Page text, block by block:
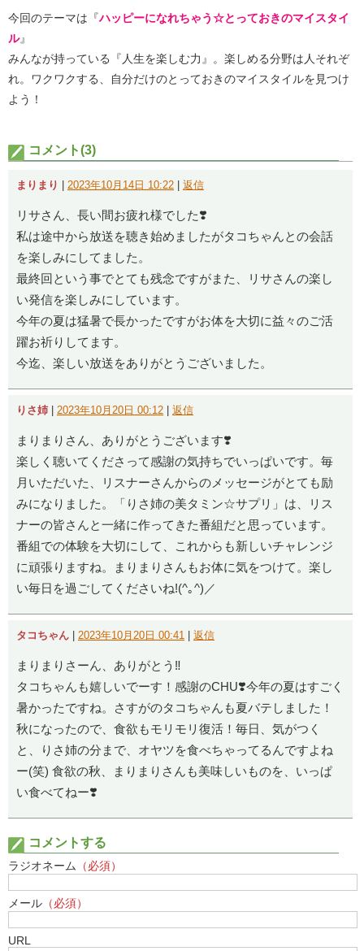
今回のテーマは『ハッピーになれちゃう☆とっておきのマイスタイ
ル』
みんなが持っている『人生を楽しむ力』。楽しめる分野は人それぞ
れ。ワクワクする、自分だけのとっておきのマイスタイルを見つけ
よう！
コメント(3)
まりまり | 2023年10月14日 10:22 | 返信
リサさん、長い間お疲れ様でした❣️
私は途中から放送を聴き始めましたがタコちゃんとの会話
を楽しみにしてました。
最終回という事でとても残念ですがまた、リサさんの楽し
い発信を楽しみにしています。
今年の夏は猛暑で長かったですがお体を大切に益々のご活
躍お祈りしてます。
今迄、楽しい放送をありがとうございました。
りさ姉 | 2023年10月20日 00:12 | 返信
まりまりさん、ありがとうございます❣️
楽しく聴いてくださって感謝の気持ちでいっぱいです。毎
月いただいた、リスナーさんからのメッセージがとても励
みになりました。「りさ姉の美タミン☆サプリ」は、リス
ナーの皆さんと一緒に作ってきた番組だと思っています。
番組での体験を大切にして、これからも新しいチャレンジ
に頑張りますね。まりまりさんもお体に気をつけて。楽し
い毎日を過ごしてくださいね!(^｡^)／
タコちゃん | 2023年10月20日 00:41 | 返信
まりまりさーん、ありがとう‼️
タコちゃんも嬉しいでーす！感謝のCHU❣️今年の夏はすごく
暑かったですね。さすがのタコちゃんも夏バテしました！
秋になったので、食欲もモリモリ復活！毎日、気がつく
と、りさ姉の分まで、オヤツを食べちゃってるんですよね
ー(笑) 食欲の秋、まりまりさんも美味しいものを、いっぱ
い食べてねー❣️
コメントする
ラジオネーム （必須）
メール （必須）
URL